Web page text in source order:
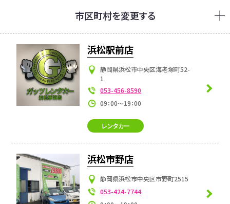
市区町村を変更する
浜松駅前店
静岡県浜松市中央区海老塚町52-
1
053-456-8590
09：00～19：00
レンタカー
浜松市野店
静岡県浜松市中央区市野町2515
053-424-7744